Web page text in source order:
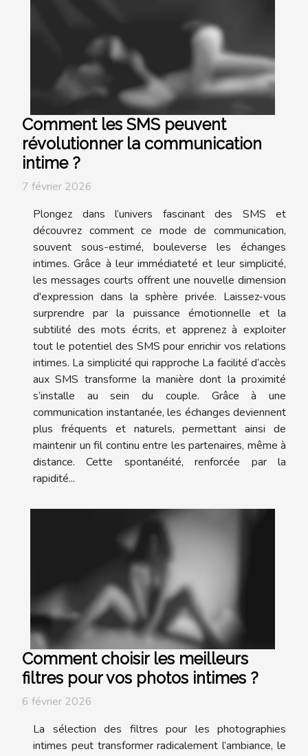
Comment les SMS peuvent
révolutionner la communication
intime ?
7 février 2026
Plongez dans l’univers fascinant des SMS et
découvrez comment ce mode de communication,
souvent sous-estimé, bouleverse les échanges
intimes. Grâce à leur immédiateté et leur simplicité,
les messages courts offrent une nouvelle dimension
d'expression dans la sphère privée. Laissez-vous
surprendre par la puissance émotionnelle et la
subtilité des mots écrits, et apprenez à exploiter
tout le potentiel des SMS pour enrichir vos relations
intimes. La simplicité qui rapproche La facilité d’accès
aux SMS transforme la manière dont la proximité
s’installe au sein du couple. Grâce à une
communication instantanée, les échanges deviennent
plus fréquents et naturels, permettant ainsi de
maintenir un fil continu entre les partenaires, même à
distance. Cette spontanéité, renforcée par la
rapidité...
Comment choisir les meilleurs
filtres pour vos photos intimes ?
6 février 2026
La sélection des filtres pour les photographies
intimes peut transformer radicalement l’ambiance, le